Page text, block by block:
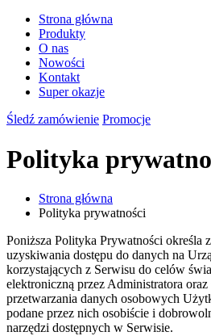
Strona główna
Produkty
O nas
Nowości
Kontakt
Super okazje
Śledź zamówienie Promocje
Polityka
Strona główna
Polityka prywatności
Poniższa Polityka Prywatności określa
uzyskiwania dostępu do danych na
korzystających z Serwisu do celów
elektroniczną przez Administratora oraz
przetwarzania danych osobowych
podane przez nich osobiście i
narzędzi dostępnych w Serwisie.